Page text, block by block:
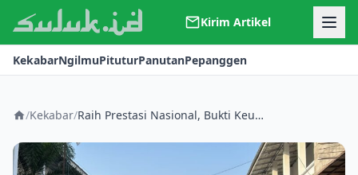
Kirim Artikel
Kerjasama
Kontak
KekabarNgilmuPituturPanutanPepanggen
/Kekabar/ Raih Prestasi Nasional, Bukti Keunggulan Pesantren Unggul